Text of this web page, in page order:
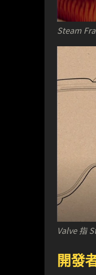
Steam
Valve 指
開發